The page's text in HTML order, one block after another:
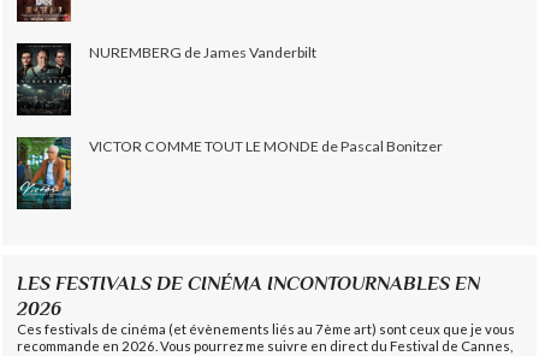
NUREMBERG de James Vanderbilt
VICTOR COMME TOUT LE MONDE de Pascal Bonitzer
LES FESTIVALS DE CINÉMA INCONTOURNABLES EN
2026
Ces festivals de cinéma (et évènements liés au 7ème art) sont ceux que je vous
recommande en 2026. Vous pourrez me suivre en direct du Festival de Cannes,